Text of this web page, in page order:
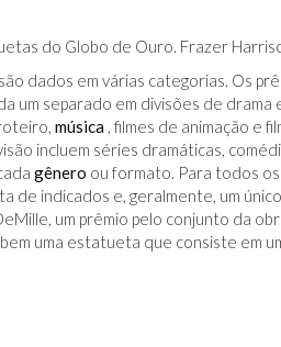
do Globo de Ouro. Frazer
dados em várias categorias. Os
um separado em divisões de drama
música , filmes de animação e
incluem séries dramáticas,
gênero ou formato. Para todos
de indicados e, geralmente, um
um prêmio pelo conjunto da
uma estatueta que consiste em